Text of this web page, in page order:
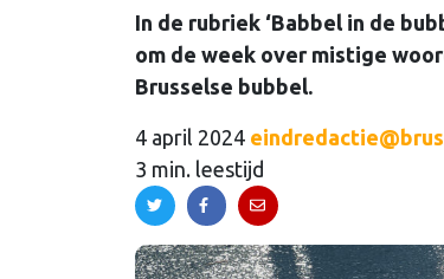
In de rubriek ‘Babbel in de
om de week over mistige
Brusselse bubbel.
4 april 2024
3 min. leestijd